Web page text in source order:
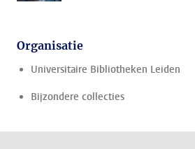
Organisatie
Universitaire Bibliotheken Leiden
Bijzondere collecties